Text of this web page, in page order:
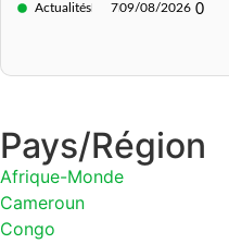
Actualités 709/08/2026 0
Pays/Région
Afrique-Monde
Cameroun
Congo